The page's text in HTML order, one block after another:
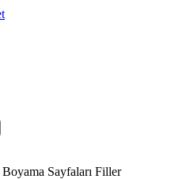
Boyama Sayfaları Filler